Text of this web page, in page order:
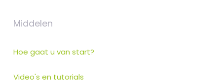
Middelen
Hoe gaat u van start?
Video's en tutorials